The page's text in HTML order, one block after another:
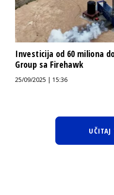
Investicija od 60 miliona
Group sa Firehawk
25/09/2025 | 15:36
UČITAJ